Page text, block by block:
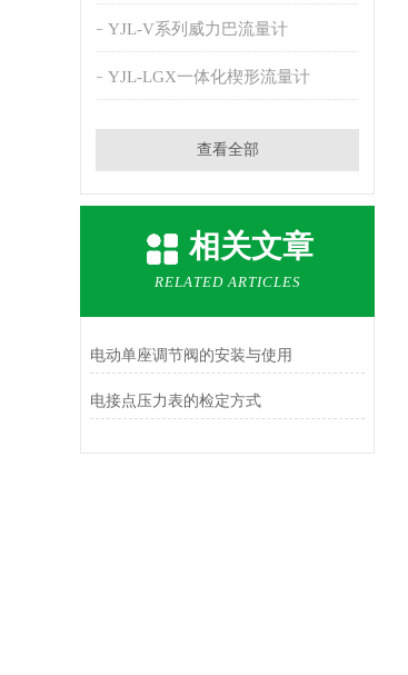
YJL-V系列威力巴流量计
YJL-LGX一体化楔形流量计
查看全部
相关文章
RELATED ARTICLES
电动单座调节阀的安装与使用
电接点压力表的检定方式